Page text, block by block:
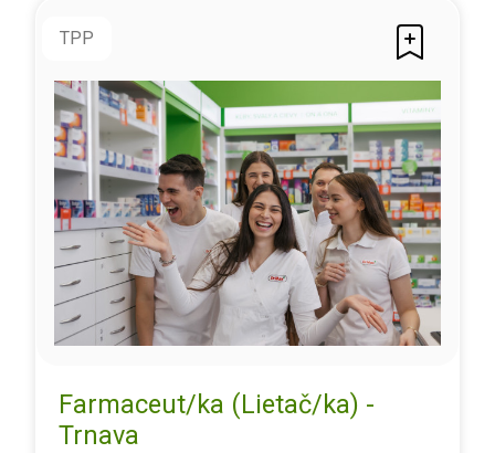
TPP
Farmaceut/ka (Lietač/ka) -
Trnava